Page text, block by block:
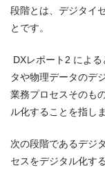
段階とは、デジタイ
とです。
DXレポート2 によ
タや物理データのデ
業務プロセスそのも
ル化することを指しま
次の段階であるデジ
セスをデジタル化す